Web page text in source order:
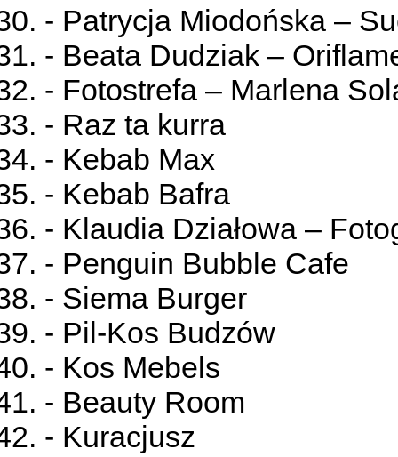
- Patrycja Miodońska –
- Beata Dudziak –
- Fotostrefa – Marlena
- Raz ta kurra
- Kebab Max
- Kebab Bafra
- Klaudia Działowa –
- Penguin Bubble Cafe
- Siema Burger
- Pil-Kos Budzów
- Kos Mebels
- Beauty Room
- Kuracjusz